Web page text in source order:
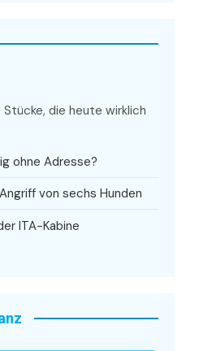
die heute wirklich
ohne Adresse?
von sechs Hunden
ITA-Kabine